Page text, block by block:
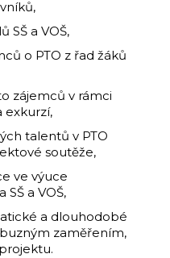
SŠ a VOŠ,
o PTO z řad žáků
zájemců v rámci
exkurzí,
talentů v PTO
soutěže,
ve výuce
SŠ a VOŠ,
a dlouhodobé
zaměřením,